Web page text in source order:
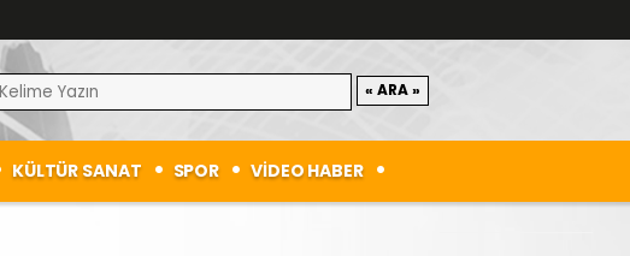
KÜLTÜR SANAT SPOR VİDEO HABER